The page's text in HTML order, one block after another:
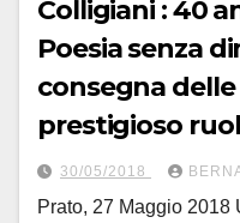
Colligiani : 40
Poesia senza
consegna
prestigioso
quando il
un
30/05/2018
Prato, 27 Maggio 2018